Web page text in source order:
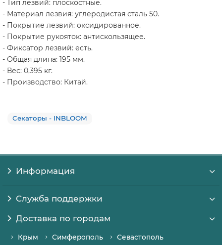
- Тип лезвий: плоскостные.
- Материал лезвия: углеродистая сталь 50.
- Покрытие лезвий: оксидированное.
- Покрытие рукояток: антискользящее.
- Фиксатор лезвий: есть.
- Общая длина: 195 мм.
- Вес: 0,395 кг.
- Производство: Китай.
Секаторы - INBLOOM
Информация
Служба поддержки
Доставка по городам
Крым Симферополь
Севастополь